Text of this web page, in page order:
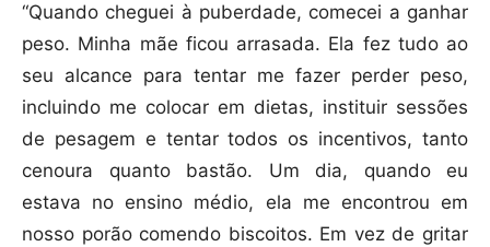
“Quando cheguei à puberdade, comecei a ganhar
peso. Minha mãe ficou arrasada. Ela fez tudo ao
seu alcance para tentar me fazer perder peso,
incluindo me colocar em dietas, instituir sessões
de pesagem e tentar todos os incentivos, tanto
cenoura quanto bastão. Um dia, quando eu
estava no ensino médio, ela me encontrou em
nosso porão comendo biscoitos. Em vez de gritar